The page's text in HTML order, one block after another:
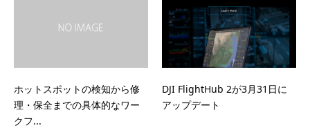
ホットスポットの検知から修
理・保全までの具体的なワー
クフ...
DJI FlightHub 2が3月31日に
アップデート